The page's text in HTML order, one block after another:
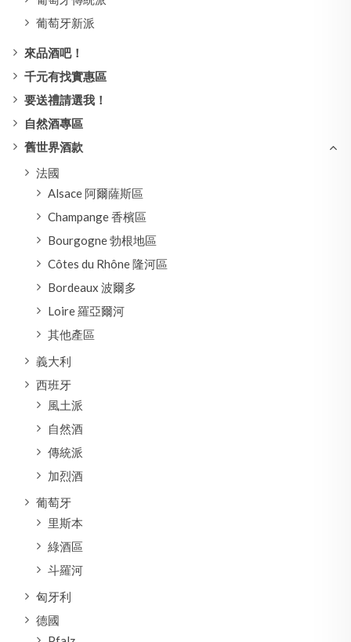
葡萄牙新派
來品酒吧！
千元有找實惠區
要送禮請選我！
自然酒專區
舊世界酒款
法國
Alsace 阿爾薩斯區
Champange 香檳區
Bourgogne 勃根地區
Côtes du Rhône 隆河區
Bordeaux 波爾多
Loire 羅亞爾河
其他產區
義大利
西班牙
風土派
自然酒
傳統派
加烈酒
葡萄牙
里斯本
綠酒區
斗羅河
匈牙利
德國